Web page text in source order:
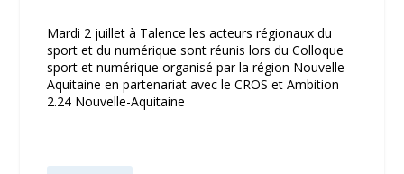
Mardi 2 juillet à Talence les acteurs régionaux du
sport et du numérique sont réunis lors du Colloque
sport et numérique organisé par la région Nouvelle-
Aquitaine en partenariat avec le CROS et Ambition
2.24 Nouvelle-Aquitaine